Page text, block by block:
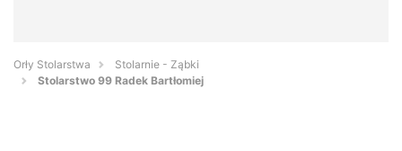
Orły Stolarstwa
Stolarnie - Ząbki
Stolarstwo 99 Radek Bartłomiej